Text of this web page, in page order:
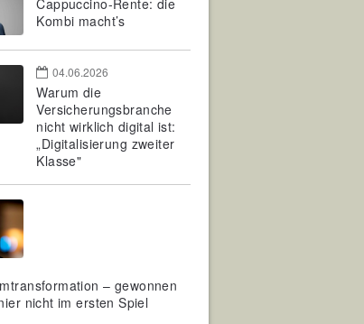
Cappuccino-Rente: die
Kombi macht’s
04.06.2026
Warum die
Versicherungsbranche
nicht wirklich digital ist:
„Digitalisierung zweiter
Klasse"
– gewonnen
nicht im ersten Spiel